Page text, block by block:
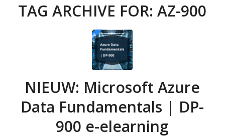
TAG ARCHIVE FOR:AZ-900
NIEUW: Microsoft Azure
Data Fundamentals | DP-
900 e-elearning